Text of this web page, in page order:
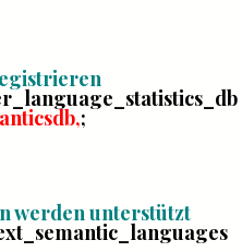
‚;
werden unterstützt